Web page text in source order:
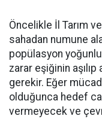
Öncelikle İl Tarım
sahadan numune
popülasyon
zarar eşiğinin aşılıp
gerekir. Eğer
olduğunca hedef
vermeyecek ve